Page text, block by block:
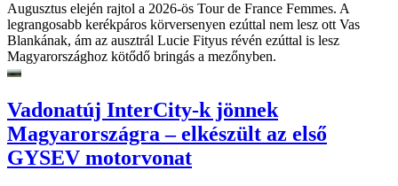
Augusztus elején rajtol a 2026-ös Tour de France Femmes. A
legrangosabb kerékpáros körversenyen ezúttal nem lesz ott Vas
Blankának, ám az ausztrál Lucie Fityus révén ezúttal is lesz
Magyarországhoz kötődő bringás a mezőnyben.
Vadonatúj InterCity-k jönnek
Magyarországra – elkészült az első
GYSEV motorvonat